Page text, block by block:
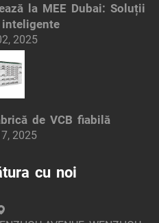
la MEE Dubai: Soluții
2025
de VCB fiabilă
2025
cu noi